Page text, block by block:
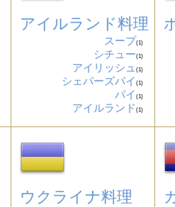
アイルランド料理
スープ(1)
シチュー(1)
アイリッシュ (1)
シェパーズパイ (1)
パイ (1)
アイルランド (1)
ウクライナ料理